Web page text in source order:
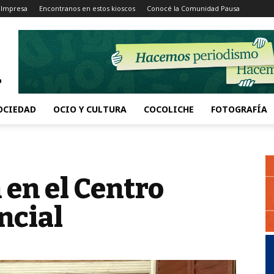
Encontranos en estos kioscos Conocé la Comunidad Pausa
OCIO Y CULTURA COCOLICHE FOTOGRAFÍA
el Centro